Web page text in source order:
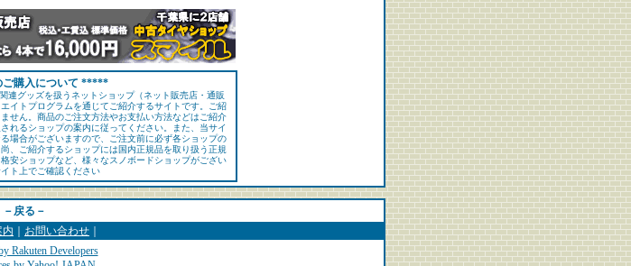
購入について *****
連グッズを扱うネットショップ（ネット販売店・通販
イトプログラムを通じてご紹介するサイトです。ご紹
せん。商品のご注文方法やお支払い方法などはご紹介
れるショップの案内に従ってください。また、当サイ
場合がございますので、ご注文前に必ず各ショップの
、ご紹介するショップには国内正規品を取り扱う正規
安ショップなど、様々なスノボードショップがござい
ト上でご確認ください
－戻る－
内 お問い合わせ
Rakuten Developers